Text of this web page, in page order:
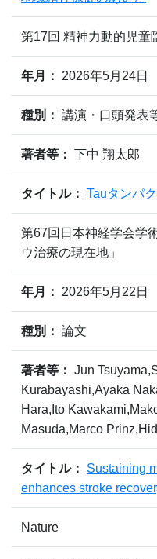
第17回 精神力動的児童
年月： 2026年5月24日
種別： 講演・口頭発表
著者等： 下中 翔太郎
タイトル： Tauタンパ
第67回日本神経学会学
ウ治療の現在地」
年月： 2026年5月22日
種別： 論文
著者等： Jun
Kurabayashi,Ayaka
Hara,Ito
Masuda,Marco
タイトル：
Sustaining
enhances stroke
Nature